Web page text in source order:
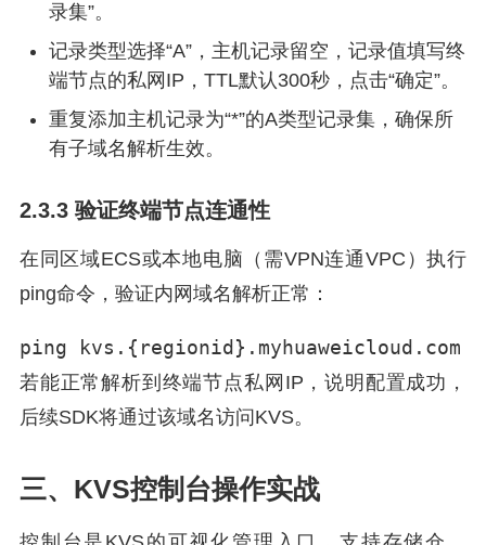
录集”。
记录类型选择“A”，主机记录留空，记录值填写终
端节点的私网IP，TTL默认300秒，点击“确定”。
重复添加主机记录为“*”的A类型记录集，确保所
有子域名解析生效。
2.3.3 验证终端节点连通性
在同区域ECS或本地电脑（需VPN连通VPC）执行
ping命令，验证内网域名解析正常：
ping kvs.{regionid}.myhuaweicloud.com
若能正常解析到终端节点私网IP，说明配置成功，
后续SDK将通过该域名访问KVS。
三、KVS控制台操作实战